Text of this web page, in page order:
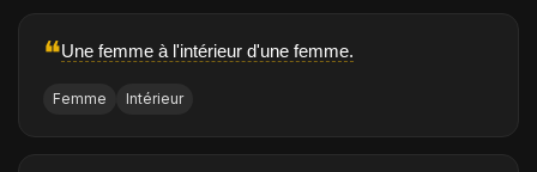
❝Une femme à l'intérieur d'une femme.
Femme Intérieur